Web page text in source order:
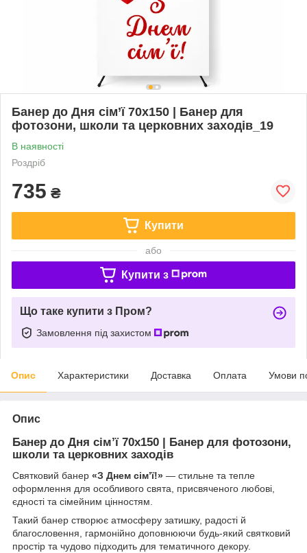
Банер до Дня сім’ї 70х150 | Банер для
фотозони, школи та церковних заходів_19
В наявності
Роздріб
735 ₴
Купити
або
Купити з
Що таке купити з Пром?
Замовлення під захистом
Опис Характеристики Доставка Оплата Умови
Опис
Банер до Дня сім’ї 70х150 | Банер для фотозони,
школи та церковних заходів
Святковий банер «З Днем сім’ї!» — стильне та тепле
оформлення для особливого свята, присвяченого любові,
єдності та сімейним цінностям.
Такий банер створює атмосферу затишку, радості й
благословення, гармонійно доповнюючи будь-який святковий
простір та чудово підходить для тематичного декору.